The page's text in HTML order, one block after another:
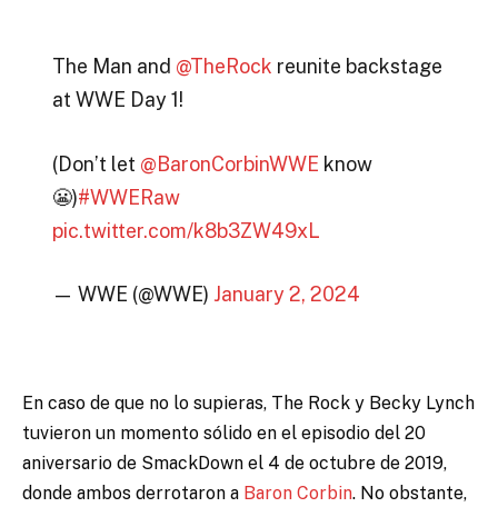
The Man and @TheRock reunite backstage
at WWE Day 1!
(Don’t let @BaronCorbinWWE know
😬)#WWERaw
pic.twitter.com/k8b3ZW49xL
— WWE (@WWE) January 2, 2024
En caso de que no lo supieras, The Rock y Becky Lynch
tuvieron un momento sólido en el episodio del 20
aniversario de SmackDown el 4 de octubre de 2019,
donde ambos derrotaron a Baron Corbin. No obstante,